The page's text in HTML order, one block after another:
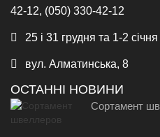
42-12, (050) 330-42-12
25 і 31 грудня та 1-2
вул. Алматинська, 8
ОСТАННІ НОВИНИ
Сортамент